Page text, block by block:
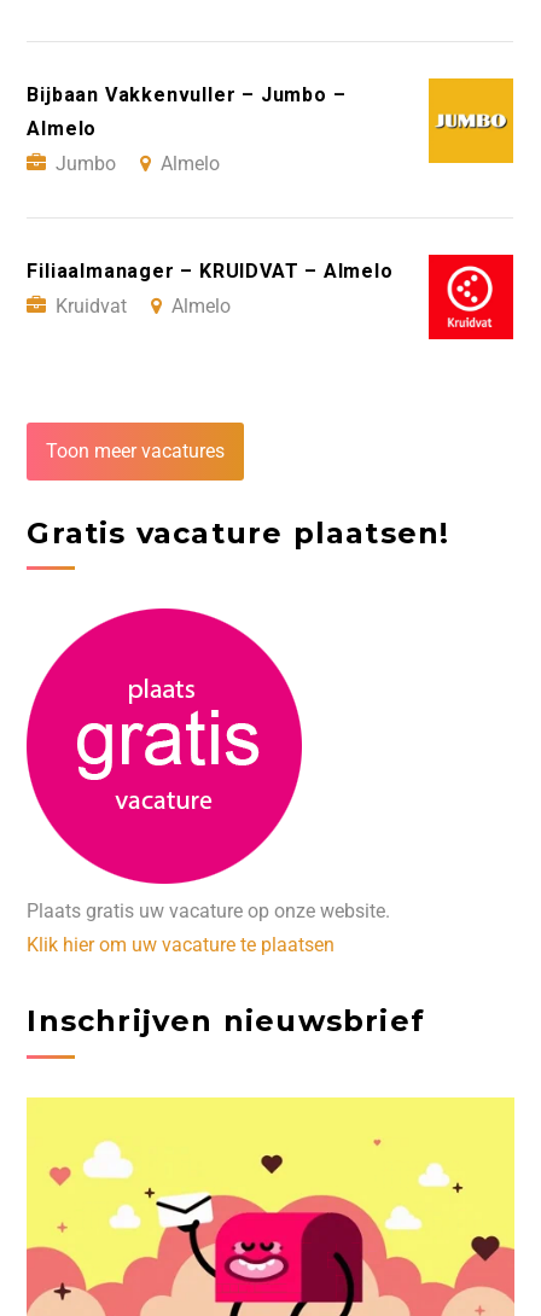
Bijbaan Vakkenvuller – Jumbo –
Almelo
Jumbo
Almelo
Filiaalmanager – KRUIDVAT – Almelo
Kruidvat
Almelo
Toon meer vacatures
Gratis vacature plaatsen!
Plaats gratis uw vacature op onze website.
Klik hier om uw vacature te plaatsen
Inschrijven nieuwsbrief